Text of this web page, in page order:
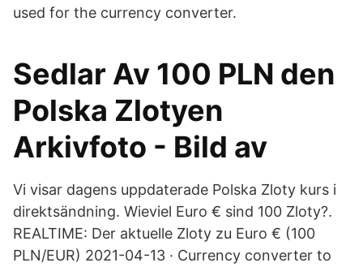
used for the currency converter.
Sedlar Av 100 PLN den
Polska Zlotyen
Arkivfoto - Bild av
Vi visar dagens uppdaterade Polska Zloty kurs i
direktsändning. Wieviel Euro € sind 100 Zloty?.
REALTIME: Der aktuelle Zloty zu Euro € (100
PLN/EUR) 2021-04-13 · Currency converter to